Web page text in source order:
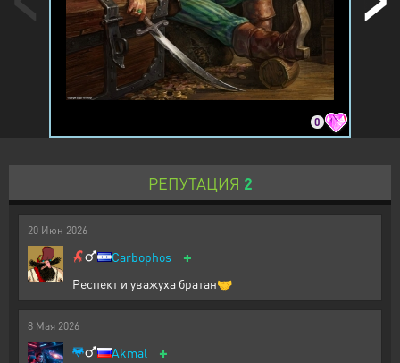
0
РЕПУТАЦИЯ 2
20 Июн 2026
Carbophos +
Респект и уважуха братан🤝
8 Мая 2026
Akmal +